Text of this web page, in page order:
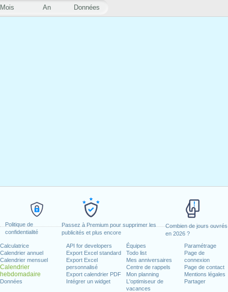
Politique de
confidentialité
Passez à Premium pour supprimer les
publicités et plus encore
Combien de jours ouvrés
en 2026 ?
Calculatrice
Calendrier annuel
Calendrier mensuel
Calendrier
hebdomadaire
Données
API for developers
Export Excel standard
Export Excel
personnalisé
Export calendrier PDF
Intégrer un widget
Équipes
Todo list
Mes anniversaires
Centre de rappels
Mon planning
L'optimiseur de
vacances
Paramétrage
Page de
connexion
Page de contact
Mentions légales
Partager
Mois An Données